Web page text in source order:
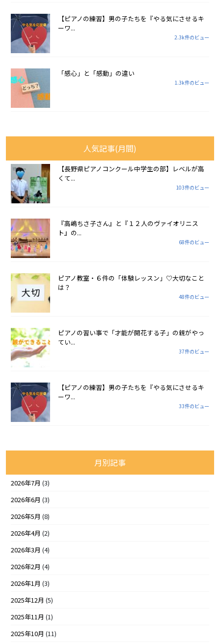
【ピアノの練習】男の子たちを『やる気にさせるキ
ーワ...
2.3k件のビュー
「感心」と「感動」の違い
1.3k件のビュー
人気記事(月間)
【長野県ピアノコンクール中学生の部】レベルが高
くて...
103件のビュー
『高嶋ちさ子さん』と『１２人のヴァイオリニス
ト』の...
68件のビュー
ピアノ教室・６件の「体験レッスン」♡大切なこと
は？
48件のビュー
ピアノの習い事で「才能が開花する子」の親がやっ
てい...
37件のビュー
【ピアノの練習】男の子たちを『やる気にさせるキ
ーワ...
33件のビュー
月別記事
2026年7月 (3)
2026年6月 (3)
2026年5月 (8)
2026年4月 (2)
2026年3月 (4)
2026年2月 (4)
2026年1月 (3)
2025年12月 (5)
2025年11月 (1)
2025年10月 (11)